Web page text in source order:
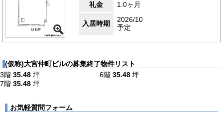
礼金
1.0ヶ月
入居時期
2026/10
予定
(仮称)大宮仲町ビルの募集終了物件リスト
3階 35.48 坪 6階 35.48 坪
7階 35.48 坪
お気軽質問フォーム